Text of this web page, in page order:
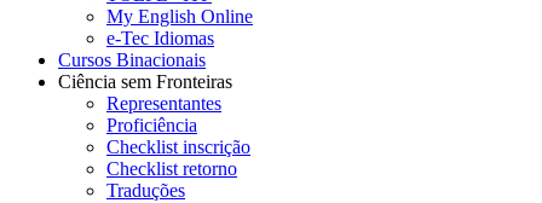
My English Online
e-Tec Idiomas
Cursos Binacionais
Ciência sem Fronteiras
Representantes
Proficiência
Checklist inscrição
Checklist retorno
Traduções